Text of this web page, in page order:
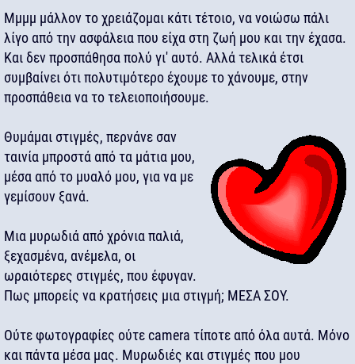
Μμμμ μάλλον το χρειάζομαι κάτι τέτοιο, να νοιώσω πάλι
λίγο από την ασφάλεια που είχα στη ζωή μου και την έχασα.
Και δεν προσπάθησα πολύ γι' αυτό. Αλλά τελικά έτσι
συμβαίνει ότι πολυτιμότερο έχουμε το χάνουμε, στην
προσπάθεια να το τελειοποιήσουμε.
Θυμάμαι στιγμές, περνάνε σαν
ταινία μπροστά από τα μάτια μου,
μέσα από το μυαλό μου, για να με
γεμίσουν ξανά.
Μια μυρωδιά από χρόνια παλιά,
ξεχασμένα, ανέμελα, οι
ωραιότερες στιγμές, που έφυγαν.
Πως μπορείς να κρατήσεις μια στιγμή; ΜΕΣΑ ΣΟΥ.
Ούτε φωτογραφίες ούτε camera τίποτε από όλα αυτά. Μόνο
και πάντα μέσα μας. Μυρωδιές και στιγμές που μου